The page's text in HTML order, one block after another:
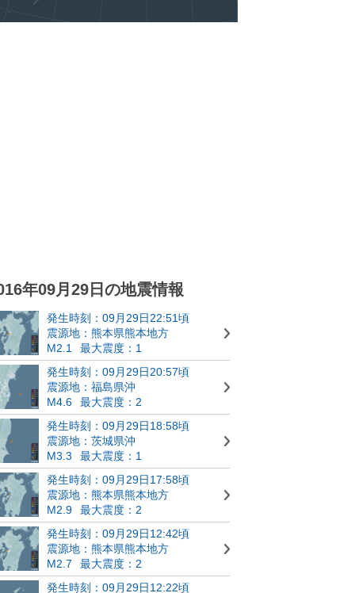
年09月29日の地震情報
発生時刻：09月29日22:51頃
震源地：熊本県熊本地方
M2.1
最大震度：1
発生時刻：09月29日20:57頃
震源地：福島県沖
M4.6
最大震度：2
発生時刻：09月29日18:58頃
震源地：茨城県沖
M3.3
最大震度：1
発生時刻：09月29日17:58頃
震源地：熊本県熊本地方
M2.9
最大震度：2
発生時刻：09月29日12:42頃
震源地：熊本県熊本地方
M2.7
最大震度：2
発生時刻：09月29日12:22頃